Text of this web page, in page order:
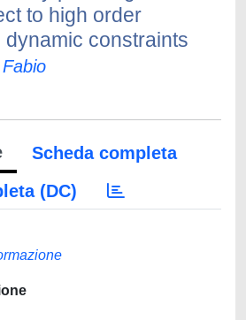
to high order
constraints
Scheda completa
(DC)